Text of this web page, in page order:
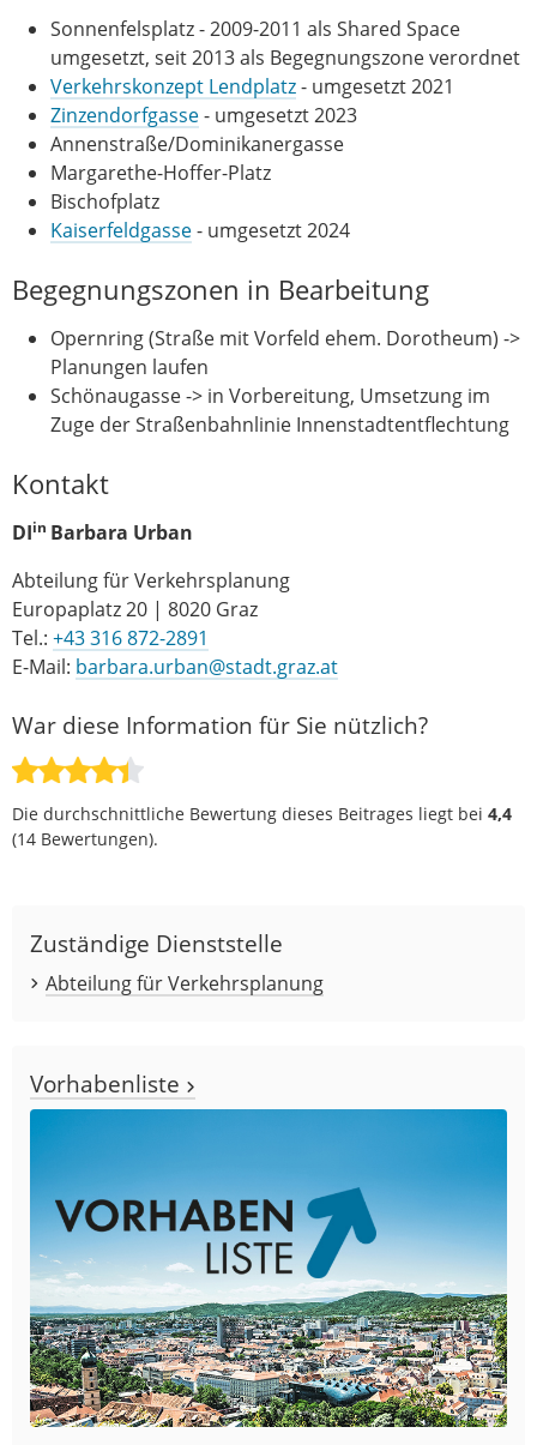
Sonnenfelsplatz - 2009-2011 als Shared Space
umgesetzt, seit 2013 als Begegnungszone verordnet
Verkehrskonzept Lendplatz- umgesetzt 2021
Zinzendorfgasse- umgesetzt 2023
Annenstraße/Dominikanergasse
Margarethe-Hoffer-Platz
Bischofplatz
Kaiserfeldgasse- umgesetzt 2024
Begegnungszonen in Bearbeitung
Opernring (Straße mit Vorfeld ehem. Dorotheum) ->
Planungen laufen
Schönaugasse -> in Vorbereitung, Umsetzung im
Zuge der Straßenbahnlinie Innenstadtentflechtung
Kontakt
DIin Barbara Urban
Abteilung für Verkehrsplanung
Europaplatz 20 | 8020 Graz
Tel.: +43 316 872-2891
E-Mail: barbara.urban@stadt.graz.at
War diese Information für Sie nützlich?
Die durchschnittliche Bewertung dieses Beitrages liegt bei 4,4
(14 Bewertungen).
Zuständige Dienststelle
Abteilung für Verkehrsplanung
Vorhabenliste